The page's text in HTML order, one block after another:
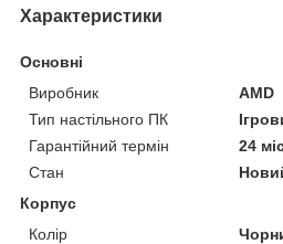
Характеристики
Основні
Виробник
AMD
Тип настільного ПК
Гарантійний термін
24
Стан
Корпус
Колір